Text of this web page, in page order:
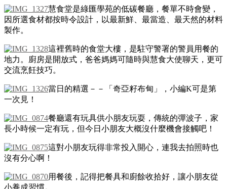
慧食堂是綠匯學苑的低碳餐廳，餐單不時會變，
因所選食材都按時令設計，以最新鮮、最當造、最天然的材料
製作。
這裡舊時的食堂大樓，是駐守警署的警員用餐的
地力。廚房是開放式，爸爸媽媽可隨時與慧食大使聊天，更可
交流烹飪技巧。
當日的精選－－「奇亞籽布甸」，小編K可是第
一次見！
餐廳還有玩具供小朋友玩耍，傳統的彈波子，家
長小時候一定有玩，但今日小朋友大概沒什麼機會接觸吧！
這對小朋友玩得非常投入開心，連我去拍照時也
沒有分心啊！
用餐後，記得把餐具和廚餘收拾好，讓小朋友從